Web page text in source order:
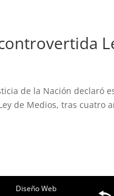
de la Nación declaró
de Medios, tras cuatro
Diseño Web